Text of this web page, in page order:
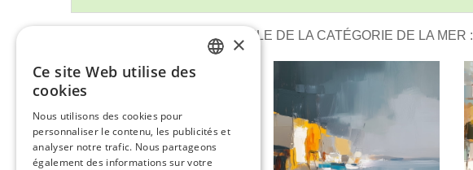
PLUS DE TABLEAUX SUR TOILE DE LA CATÉGORIE DE LA MER :
GERMAN
FRENCH
×
Ce site Web utilise des
cookies
Nous utilisons des cookies pour
personnaliser le contenu, les publicités et
analyser notre trafic. Nous partageons
également des informations sur votre